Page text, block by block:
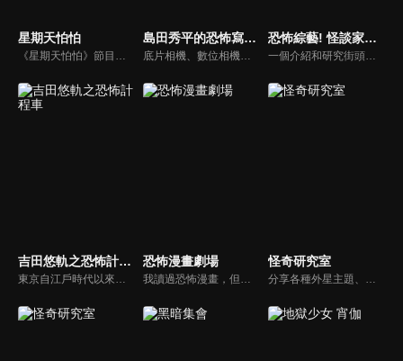
星期天怕怕 島田秀平的恐怖寫真集
底片相機、數位相機、智慧型手機等工具不斷進化，但「靈異照片」依然持續存在。收集靈異照片的恐怖寫真集館長島田秀平，將與他的助手三田羽衣一起介紹一些靈異照片。這些照片是從全國各地發來的照片中精心挑選的，請靈能力者進行鑑定，他們認為這是真實的！你能忍受三田羽衣尖叫並陷入的恐懼嗎......
恐怖綜藝! 怪談家小網的超嚇人頻道
一個介紹和研究街頭猖獗的各種奇怪現象和神秘存在的節目！主持人是怪談家小網，最可怕的成員包括怪談DJ響洋平，靈異偶像琉愛、村上ROCK和恐怖頻道的吉祥物「小怕怕」。在「小怕怕的靈異景點之旅」中，節目導演和小怕怕將參觀最可怕的鬧鬼地點，實地探查、驗證各種與該地相關的靈異傳聞。
吉田悠軌之恐怖計程車
東京自江戶時代以來就是惡怨之地，時至今日，這裡依然不斷誕生新的鬼故事，節目中將搭乘由靈媒司機阿真先生駕駛的「恐怖計程車」以及在怪談社團「玉米會」會長-吉田悠軌的帶領下，踏上遊歷東京各地怪異事件發生地的旅程！一路上，會分享與鬼故事和個人經驗相關的內容。
恐怖漫畫劇場
我讀過恐怖漫畫，但我沒有太多機會知道是什麼啟發了作家，誰影響了他們，以及他們在畫它們時有什麼樣的想法。這些內容揭示了藝術家不為人知的一面，例如製作的幕後故事，繪製恐怖漫畫的原因以及如何保持動力，即使是最狂熱的粉絲也從未知道。
怪奇研究室
分享各種外星主題、神秘事件、都市傳說、懸案與未解之謎的故事。